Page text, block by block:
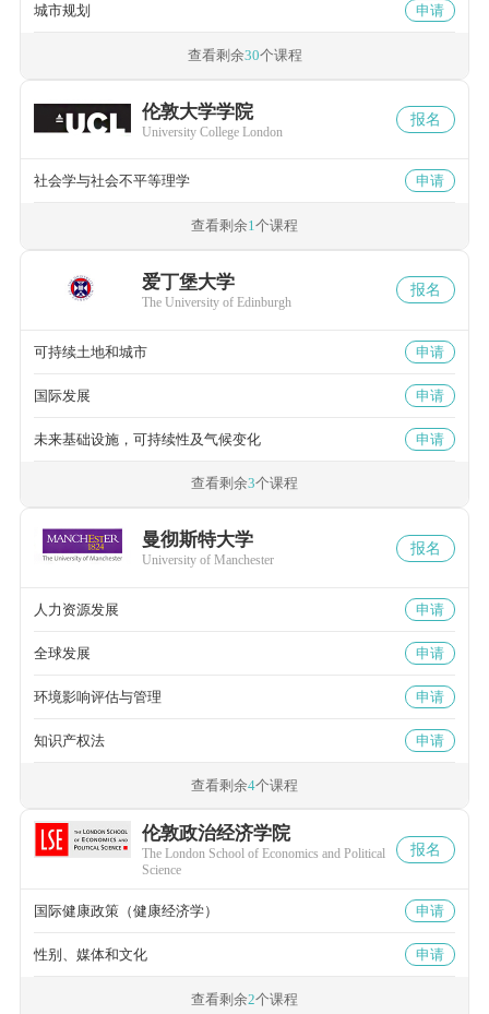
城市规划 申请
查看剩余30个课程
伦敦大学学院
University College London
报名
社会学与社会不平等理学 申请
查看剩余1个课程
爱丁堡大学
The University of Edinburgh
报名
可持续土地和城市 申请
国际发展 申请
未来基础设施，可持续性及气候变化 申请
查看剩余3个课程
曼彻斯特大学
University of Manchester
报名
人力资源发展 申请
全球发展 申请
环境影响评估与管理 申请
知识产权法 申请
查看剩余4个课程
伦敦政治经济学院
The London School of Economics and Political
Science
报名
国际健康政策（健康经济学） 申请
性别、媒体和文化 申请
查看剩余2个课程